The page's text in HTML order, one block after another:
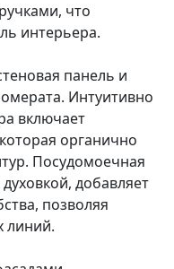
что
интерьера.
панель и
Интуитивно
включает
органично
Посудомоечная
добавляет
позволяя
линий.